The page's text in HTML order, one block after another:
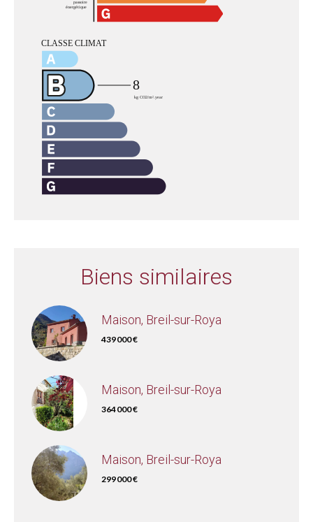
Biens similaires
Maison, Breil-sur-Roya
439 000 €
Maison, Breil-sur-Roya
364 000 €
Maison, Breil-sur-Roya
299 000 €